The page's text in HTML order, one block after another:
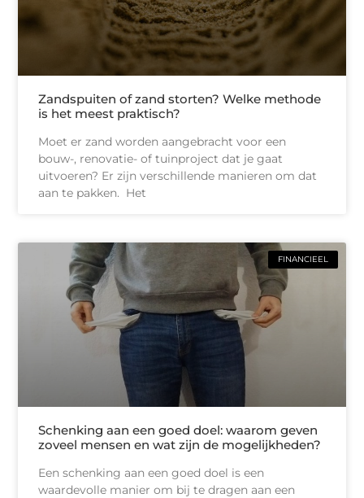
Zandspuiten of zand storten? Welke methode
is het meest praktisch?
Moet er zand worden aangebracht voor een
bouw-, renovatie- of tuinproject dat je gaat
uitvoeren? Er zijn verschillende manieren om dat
aan te pakken. Het
FINANCIEEL
Schenking aan een goed doel: waarom geven
zoveel mensen en wat zijn de mogelijkheden?
Een schenking aan een goed doel is een
waardevolle manier om bij te dragen aan een